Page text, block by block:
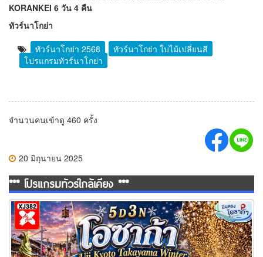
KORANKEI 6 วัน 4 คืน
ทัวร์นาโกย่า
ทัวร์นาโกย่า 2568
ทัวร์นาโกย่า ใบไม้เปลี่ยนสี
โปรแกรมทัวร์นาโกย่า
จำนวนคนเข้าดู 460 ครั้ง
20 มิถุนายน 2025
*** โปรแกรมทัวร์ใกล้เคียง ***
ทัวร์โอซาก้าเที่ยวเพลิน..หลบบ้านไม่ถูกเลยนิ! 5 วัน 3 คืน